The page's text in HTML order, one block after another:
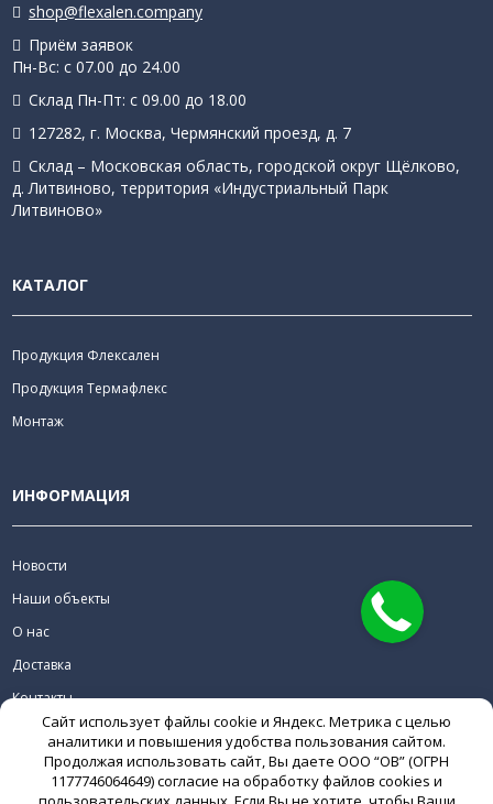
shop@flexalen.company
Приём заявок
Пн-Вс: с 07.00 до 24.00
Склад Пн-Пт: с 09.00 до 18.00
127282, г. Москва, Чермянский проезд, д. 7
Склад – Московская область, городской округ Щёлково,
д. Литвиново, территория «Индустриальный Парк
Литвиново»
КАТАЛОГ
Продукция Флексален
Продукция Термафлекс
Монтаж
ИНФОРМАЦИЯ
Новости
Наши объекты
О нас
Доставка
Контакты
СкачатьСайт использует файлы cookie и Яндекс. Метрика с целью
аналитики и повышения удобства пользования сайтом.
Продолжая использовать сайт, Вы даете ООО “ОВ” (ОГРН
1177746064649) согласие на обработку файлов cookies и